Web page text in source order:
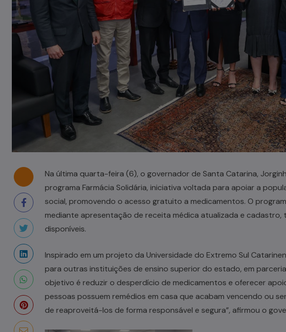
Na última quarta-feira (6), o governador de Santa Catarina,
programa Farmácia Solidária, iniciativa voltada para apoiar a
social, promovendo o acesso gratuito a medicamentos. O
mediante apresentação de receita médica atualizada e cadastro,
disponíveis.
Inspirado em um projeto da Universidade do Extremo Sul
para outras instituições de ensino superior do estado, em
objetivo é reduzir o desperdício de medicamentos e oferecer
pessoas possuem remédios em casa que acabam vencendo ou
de reaproveitá-los de forma responsável e segura”, afirmou o